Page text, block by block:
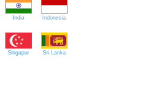
India Indonesia
Singapur Sri Lanka